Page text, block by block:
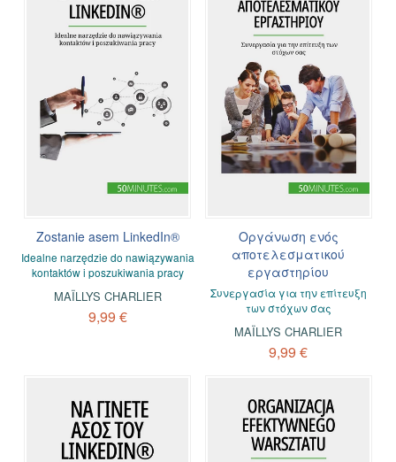
Zostanie asem LinkedIn®
Idealne narzędzie do nawiązywania
kontaktów i poszukiwania pracy
MAÏLLYS CHARLIER
9,99 €
Οργάνωση ενός
αποτελεσματικού
εργαστηρίου
Συνεργασία για την επίτευξη
των στόχων σας
MAÏLLYS CHARLIER
9,99 €